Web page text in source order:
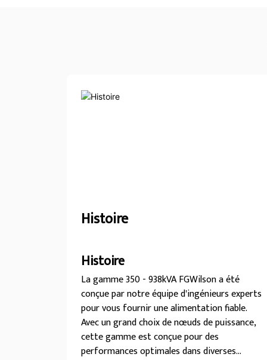
Histoire
Histoire
La gamme 350 - 938kVA FGWilson a été
conçue par notre équipe d'ingénieurs experts
pour vous fournir une alimentation fiable.
Avec un grand choix de nœuds de puissance,
cette gamme est conçue pour des
performances optimales dans diverses